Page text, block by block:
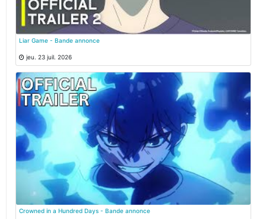
Liar Game - Bande annonce
jeu. 23 juil. 2026
Crowned in a Hundred Days - Bande annonce